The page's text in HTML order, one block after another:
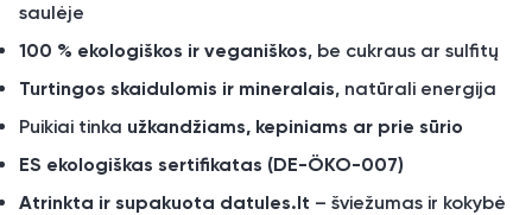
saulėje
100 % ekologiškos ir veganiškos, be cukraus ar sulfitų
Turtingos skaidulomis ir mineralais, natūrali energija
Puikiai tinka užkandžiams, kepiniams ar prie sūrio
ES ekologiškas sertifikatas (DE-ÖKO-007)
Atrinkta ir supakuota datules.lt – šviežumas ir kokybė